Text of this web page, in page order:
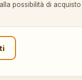
possibilità di acquisto